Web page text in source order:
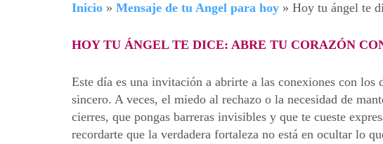
Inicio » Mensaje de tu Angel para hoy » Hoy tu ángel te
HOY TU ÁNGEL TE DICE: ABRE TU CORAZÓN
Este día es una invitación a abrirte a las conexiones con
sincero. A veces, el miedo al rechazo o la necesidad de
cierres, que pongas barreras invisibles y que te cueste
recordarte que la verdadera fortaleza no está en ocultar lo